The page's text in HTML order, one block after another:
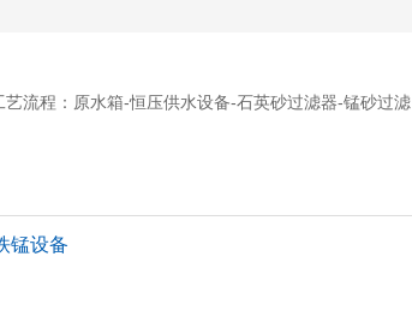
流程：原水箱-恒压供水设备-石英砂过滤器-锰砂过滤
锰设备